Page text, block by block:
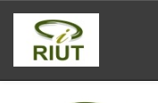
Skip
navigation